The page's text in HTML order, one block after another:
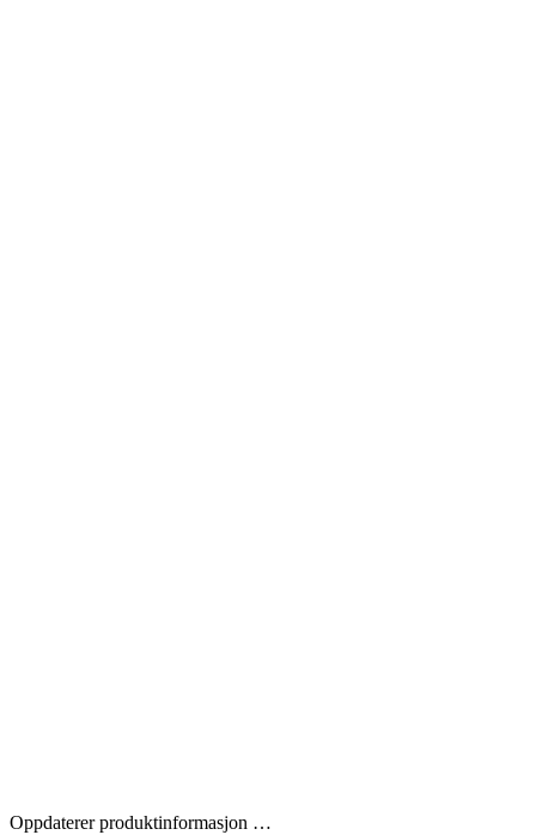
Oppdaterer produktinformasjon …